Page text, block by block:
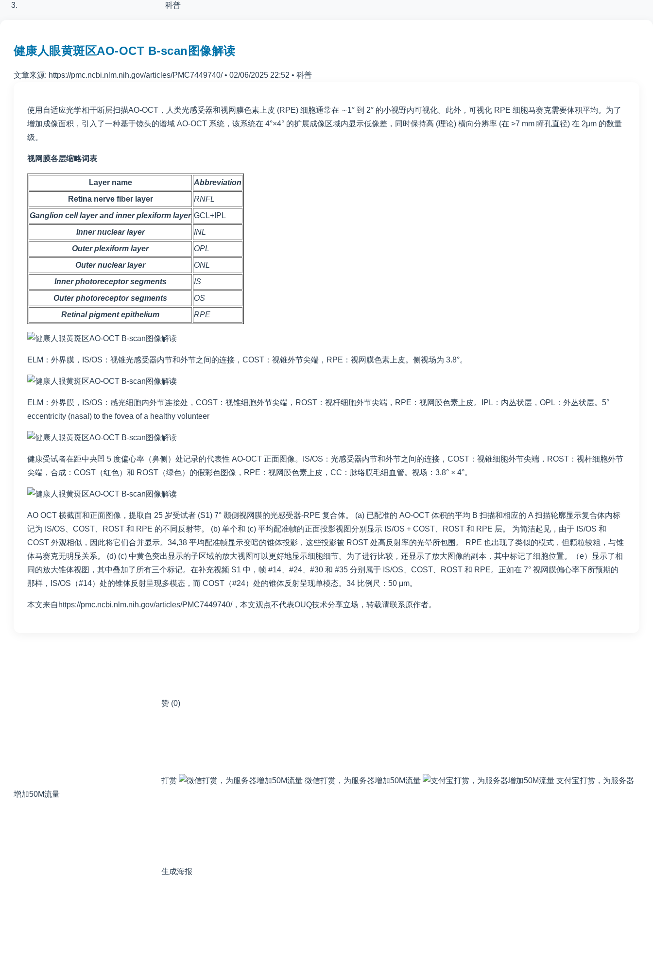
科普
健康人眼黄斑区AO-OCT B-scan图像解读
文章来源: https://pmc.ncbi.nlm.nih.gov/articles/PMC7449740/ • 02/06/2025 22:52 • 科普
使用自适应光学相干断层扫描AO-OCT，人类光感受器和视网膜色素上皮 (RPE) 细胞通常在 ∼1° 到 2° 的小视野内可视化。此外，可视化 RPE 细胞马赛克需要体积平均。为了
增加成像面积，引入了一种基于镜头的谱域 AO-OCT 系统，该系统在 4°×4° 的扩展成像区域内显示低像差，同时保持高 (理论) 横向分辨率 (在 >7 mm 瞳孔直径) 在 2µm 的数量
级。
视网膜各层缩略词表
Layer name
Abbreviation
Retina nerve fiber layer
RNFL
Ganglion cell layer and inner plexiform layer GCL+IPL
Inner nuclear layer
INL
Outer plexiform layer
OPL
Outer nuclear layer
ONL
Inner photoreceptor segments
IS
Outer photoreceptor segments
OS
Retinal pigment epithelium
RPE
ELM：外界膜，IS/OS：视锥光感受器内节和外节之间的连接，COST：视锥外节尖端，RPE：视网膜色素上皮。侧视场为 3.8°。
ELM：外界膜，IS/OS：感光细胞内外节连接处，COST：视锥细胞外节尖端，ROST：视杆细胞外节尖端，RPE：视网膜色素上皮。IPL：内丛状层，OPL：外丛状层。5°
eccentricity (nasal) to the fovea of a healthy volunteer
健康受试者在距中央凹 5 度偏心率（鼻侧）处记录的代表性 AO-OCT 正面图像。IS/OS：光感受器内节和外节之间的连接，COST：视锥细胞外节尖端，ROST：视杆细胞外节
尖端，合成：COST（红色）和 ROST（绿色）的假彩色图像，RPE：视网膜色素上皮，CC：脉络膜毛细血管。视场：3.8° × 4°。
AO OCT 横截面和正面图像，提取自 25 岁受试者 (S1) 7° 颞侧视网膜的光感受器-RPE 复合体。 (a) 已配准的 AO-OCT 体积的平均 B 扫描和相应的 A 扫描轮廓显示复合体内标
记为 IS/OS、COST、ROST 和 RPE 的不同反射带。 (b) 单个和 (c) 平均配准帧的正面投影视图分别显示 IS/OS + COST、ROST 和 RPE 层。 为简洁起见，由于 IS/OS 和
COST 外观相似，因此将它们合并显示。34,38 平均配准帧显示变暗的锥体投影，这些投影被 ROST 处高反射率的光晕所包围。 RPE 也出现了类似的模式，但颗粒较粗，与锥
体马赛克无明显关系。 (d) (c) 中黄色突出显示的子区域的放大视图可以更好地显示细胞细节。为了进行比较，还显示了放大图像的副本，其中标记了细胞位置。（e）显示了相
同的放大锥体视图，其中叠加了所有三个标记。在补充视频 S1 中，帧 #14、#24、#30 和 #35 分别属于 IS/OS、COST、ROST 和 RPE。正如在 7° 视网膜偏心率下所预期的
那样，IS/OS（#14）处的锥体反射呈现多模态，而 COST（#24）处的锥体反射呈现单模态。34 比例尺：50 μm。
本文来自 https://pmc.ncbi.nlm.nih.gov/articles/PMC7449740/，本文观点不代表OUQ技术分享立场，转载请联系原作者。
赞 (0)
打赏 微信打赏，为服务器增加50M流量
支付宝打赏，为服务器
增加50M流量
生成海报